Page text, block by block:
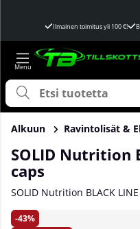
Ilmainen toimitus yli 100 €!
Alkuun Ravintolisät &
SOLID Nutrition
caps
SOLID Nutrition BLACK LINE
43
Tuotekuvat SOLID